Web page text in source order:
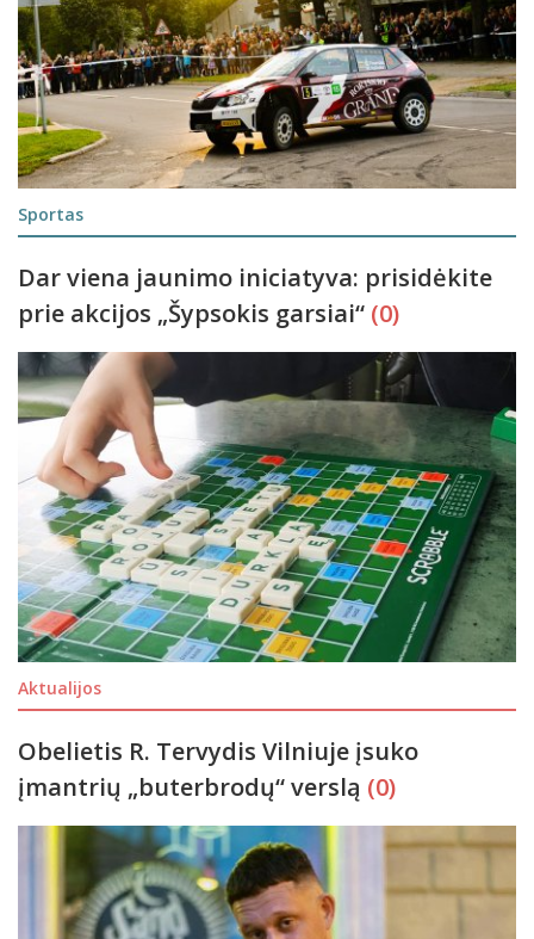
Sportas
Dar viena jaunimo iniciatyva: prisidėkite
prie akcijos „Šypsokis garsiai“ (0)
Aktualijos
Obelietis R. Tervydis Vilniuje įsuko
įmantrių „buterbrodų“ verslą (0)